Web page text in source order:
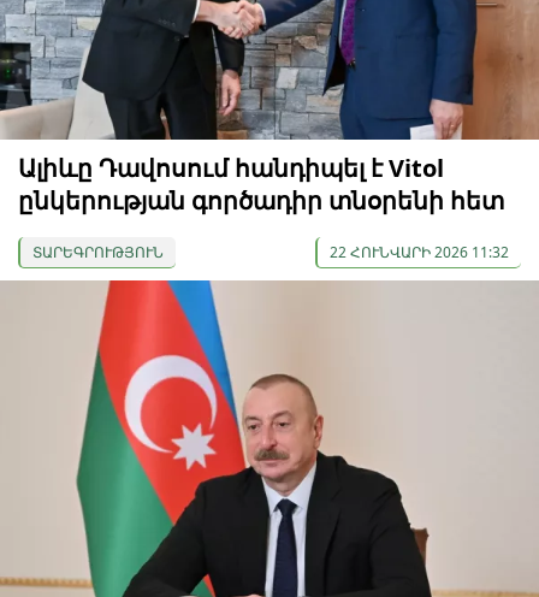
Ալիևը Դավոսում հանդիպել է Vitol
ընկերության գործադիր տնօրենի հետ
ՏԱՐԵԳՐՈՒԹՅՈՒՆ 22 ՀՈՒՆՎԱՐԻ 2026 11:32